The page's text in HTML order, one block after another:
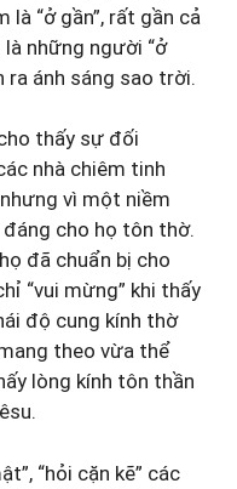
“ở gần”, rất gần cả
những người “ở
ra ánh sáng sao trời.
thấy sự đối
nhà chiêm tinh
vì một niềm
cho họ tôn thờ.
đã chuẩn bị cho
“vui mừng” khi thấy
độ cung kính thờ
theo vừa thể
lòng kính tôn thần
“hỏi cặn kẽ” các